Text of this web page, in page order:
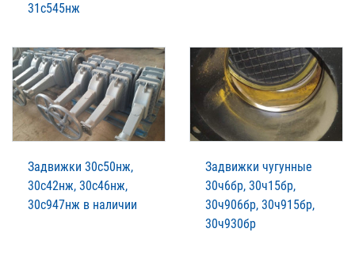
31с545нж
Задвижки 30с50нж,
30с42нж, 30с46нж,
30с947нж в наличии
Задвижки чугунные
30ч6бр, 30ч15бр,
30ч906бр, 30ч915бр,
30ч930бр